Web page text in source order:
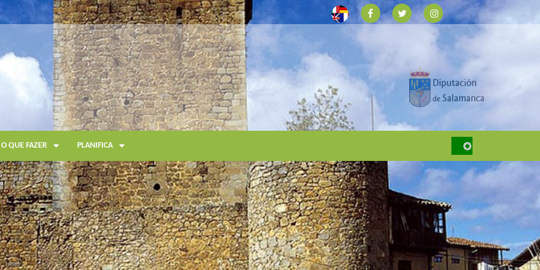
O QUE FAZER PLANIFICA